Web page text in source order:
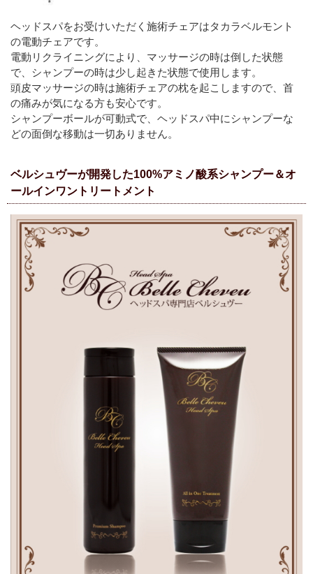
ヘッドスパをお受けいただく施術チェアはタカラベルモント
の電動チェアです。
電動リクライニングにより、マッサージの時は倒した状態
で、シャンプーの時は少し起きた状態で使用します。
頭皮マッサージの時は施術チェアの枕を起こしますので、首
の痛みが気になる方も安心です。
シャンプーボールが可動式で、ヘッドスパ中にシャンプーな
どの面倒な移動は一切ありません。
ベルシュヴーが開発した100%アミノ酸系シャンプー＆オ
ールインワントリートメント